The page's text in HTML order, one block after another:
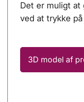
Det er muligt at
ved at trykke
3D model af